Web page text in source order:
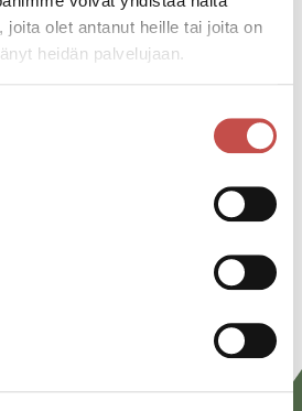
joita olet antanut heille tai joita on
heidän palvelujaan.